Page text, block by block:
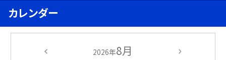
カレンダー
2026年8月